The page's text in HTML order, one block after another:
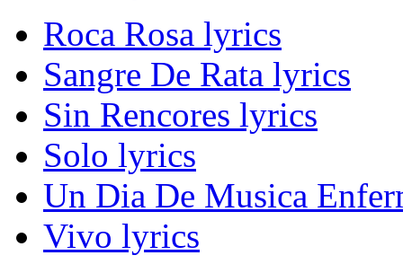
Roca Rosa lyrics
Sangre De Rata lyrics
Sin Rencores lyrics
Solo lyrics
Un Dia De Musica
Vivo lyrics